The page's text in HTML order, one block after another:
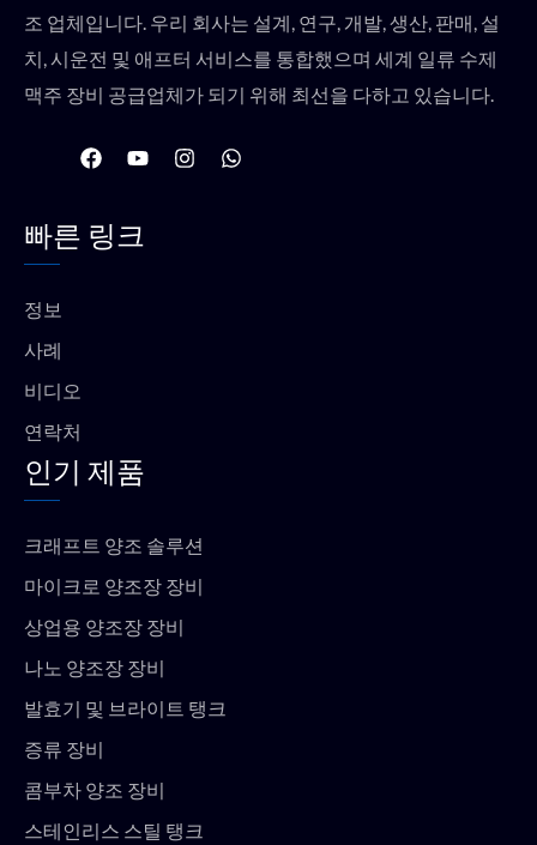
조 업체입니다. 우리 회사는 설계, 연구, 개발, 생산, 판매, 설
치, 시운전 및 애프터 서비스를 통합했으며 세계 일류 수제
맥주 장비 공급업체가 되기 위해 최선을 다하고 있습니다.
F
a
b
o
유
튜
인
스
W
h
빠른 링크
정보
사례
비디오
연락처
인기 제품
크래프트 양조 솔루션
마이크로 양조장 장비
상업용 양조장 장비
나노 양조장 장비
발효기 및 브라이트 탱크
증류 장비
콤부차 양조 장비
스테인리스 스틸 탱크